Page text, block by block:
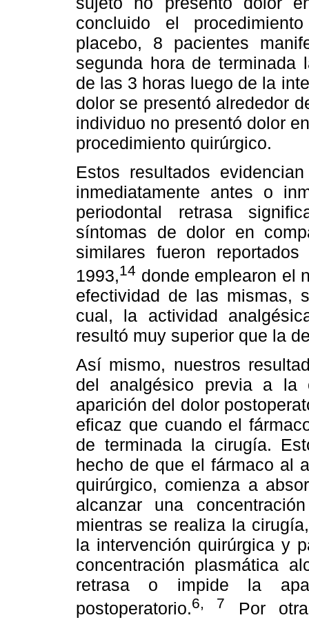
concluido el
placebo, 8 pacientes
segunda hora de terminada
de las 3 horas luego de la
dolor se presentó alrededor
individuo no presentó dolor
procedimiento quirúrgico.
Estos resultados
inmediatamente antes o
periodontal retrasa
síntomas de dolor en
similares fueron
1993,14 donde emplearon el
efectividad de las mismas,
cual, la actividad
resultó muy superior que la
Así mismo, nuestros
del analgésico previa a la
aparición del dolor
eficaz que cuando el
de terminada la cirugía.
hecho de que el fármaco al
quirúrgico, comienza a
alcanzar una
mientras se realiza la
la intervención quirúrgica y
concentración plasmática
retrasa o impide la
postoperatorio.6, 7
Por otra